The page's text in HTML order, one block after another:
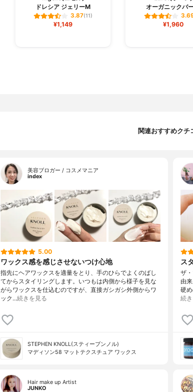
ドレシア ジェリーM
3.87(11)
¥1,149
オーガニックバ
¥1,960
関連おすすめクチ
美容ブロガー / コスメマニア
index
5.00
ワックス感を感じさせないつけ心地
指先にヘアワックスを適量をとり、手のひらでよくのばし
てからスタイリングします。いつもは内側から様子を見な
がらワックスを仕込むのですが、直接ガシガシ外側からワ
ック…続きを見る
STEPHEN KNOLL(スティーブンノル)
マディソン58 マットテクスチュア ワックス
ス
ザ
由
硬
続
Hair make up Artist
JUNKO